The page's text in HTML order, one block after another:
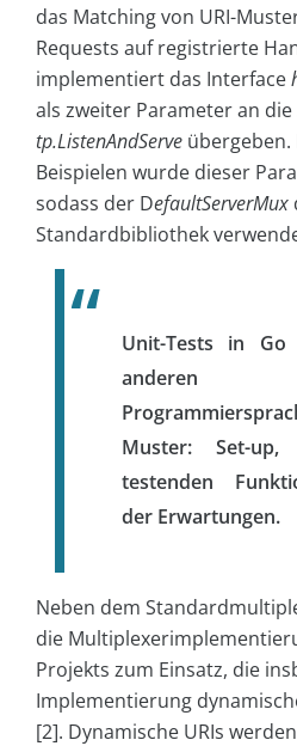
das Matching von URI-
Requests auf registrierte
implementiert das Interface
als zweiter Parameter an
tp.ListenAndServe
Beispielen wurde dieser
sodass der DefaultServerMux
Standardbibliothek
Unit-Tests in
anderen
Muster: Set-
testenden
der Erwartungen.
Neben dem
die
Projekts zum Einsatz, die
Implementierung
[2]. Dynamische URIs